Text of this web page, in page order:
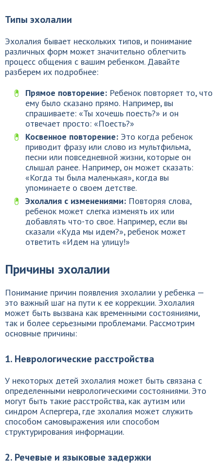
Типы эхолалии
Эхолалия бывает нескольких типов, и понимание
различных форм может значительно облегчить
процесс общения с вашим ребенком. Давайте
разберем их подробнее:
Прямое повторение: Ребенок повторяет то, что
ему было сказано прямо. Например, вы
спрашиваете: «Ты хочешь поесть?» и он
отвечает просто: «Поесть?»
Косвенное повторение: Это когда ребенок
приводит фразу или слово из мультфильма,
песни или повседневной жизни, которые он
слышал ранее. Например, он может сказать:
«Когда ты была маленькая», когда вы
упоминаете о своем детстве.
Эхолалия с изменениями: Повторяя слова,
ребенок может слегка изменять их или
добавлять что-то свое. Например, если вы
сказали «Куда мы идем?», ребенок может
ответить «Идем на улицу!»
Причины эхолалии
Понимание причин появления эхолалии у ребенка —
это важный шаг на пути к ее коррекции. Эхолалия
может быть вызвана как временными состояниями,
так и более серьезными проблемами. Рассмотрим
основные причины:
1. Неврологические расстройства
У некоторых детей эхолалия может быть связана с
определенными неврологическими состояниями. Это
могут быть такие расстройства, как аутизм или
синдром Аспергера, где эхолалия может служить
способом самовыражения или способом
структурирования информации.
2. Речевые и языковые задержки